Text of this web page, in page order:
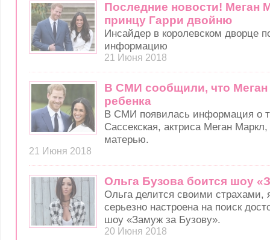
Последние новости! Меган
принцу Гарри двойню
Инсайдер в королевском дворце
информацию
21 Июня 2018
В СМИ сообщили, что Меган
ребенка
В СМИ появилась информация о
Сассекская, актриса Меган
матерью.
21 Июня 2018
Ольга Бузова боится шоу
Ольга делится своими страхами,
серьезно настроена на поиск
шоу «Замуж за Бузову».
20 Июня 2018